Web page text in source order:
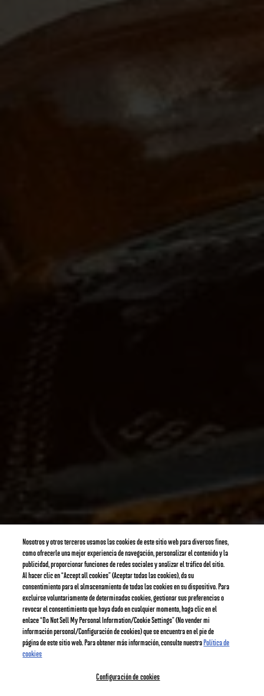
Nosotros y otros terceros usamos las cookies de este sitio web para diversos fines,
como ofrecerle una mejor experiencia de navegación, personalizar el contenido y la
publicidad, proporcionar funciones de redes sociales y analizar el tráfico del sitio.
Al hacer clic en “Accept all cookies” (Aceptar todas las cookies), da su
consentimiento para el almacenamiento de todas las cookies en su dispositivo. Para
excluirse voluntariamente de determinadas cookies, gestionar sus preferencias o
revocar el consentimiento que haya dado en cualquier momento, haga clic en el
enlace “Do Not Sell My Personal Information/Cookie Settings” (No vender mi
información personal/Configuración de cookies) que se encuentra en el pie de
página de este sitio web. Para obtener más información, consulte nuestraPolítica de
cookies
Configuración de cookies